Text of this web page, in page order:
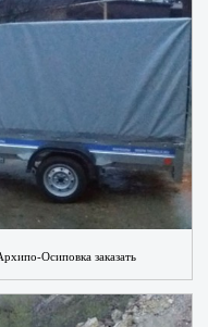
Осиповка заказать